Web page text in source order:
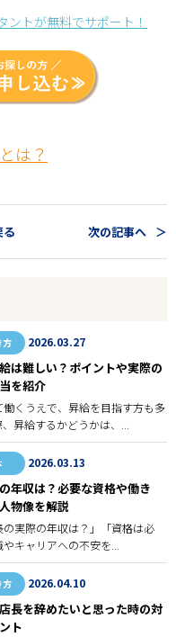
トが無料でサポート！
は？
る 次の記事へ
方 2026.03.27
は難しい？ポイントや実際の
を紹介
くうえで、昇給を目指す方も多
昇給するかどうかは、...
2026.03.13
年収は？必要な資格や働き
物像を解説
の実際の年収は？」「資格は必
キャリアへの不安を...
方 2026.04.10
長を辞めたいと思った時の対
ト